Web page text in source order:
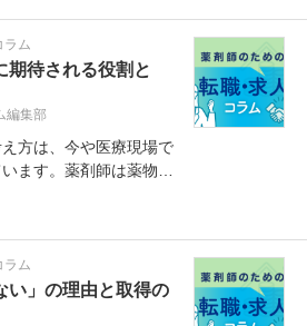
ラム
期待される役割と
編集部
え方は、今や医療現場で
ます。薬剤師は薬物療
ラム
い」の理由と取得の